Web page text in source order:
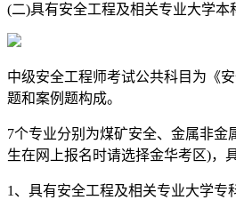
(二)具有安全工程及相关专业大学本
中级安全工程师考试公共科目为《
题和案例题构成。
7个专业分别为煤矿安全、金属非
生在网上报名时请选择金华考区)，
1、具有安全工程及相关专业大学专